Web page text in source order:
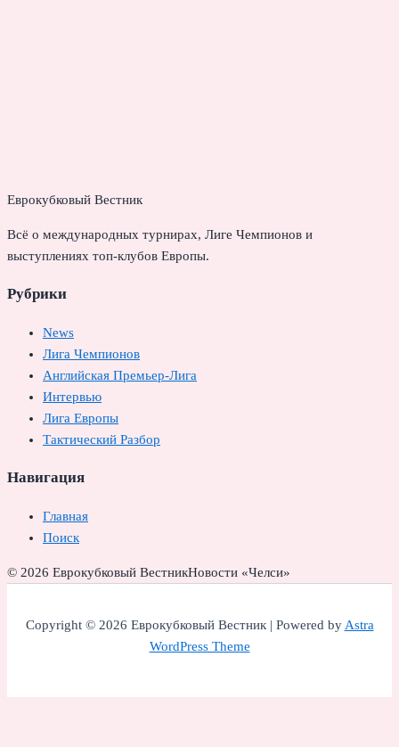
Еврокубковый Вестник
Всё о международных турнирах, Лиге Чемпионов и
выступлениях топ-клубов Европы.
Рубрики
News
Лига Чемпионов
Английская Премьер-Лига
Интервью
Лига Европы
Тактический Разбор
Навигация
Главная
Поиск
© 2026 Еврокубковый ВестникНовости «Челси»
Copyright © 2026 Еврокубковый Вестник | Powered byAstra
WordPress Theme